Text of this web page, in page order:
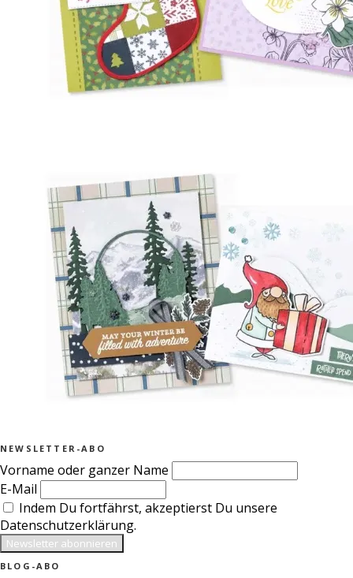
NEWSLETTER-ABO
Vorname oder ganzer Name
E-Mail
Indem Du fortfährst, akzeptierst Du unsere
Datenschutzerklärung.
BLOG-ABO